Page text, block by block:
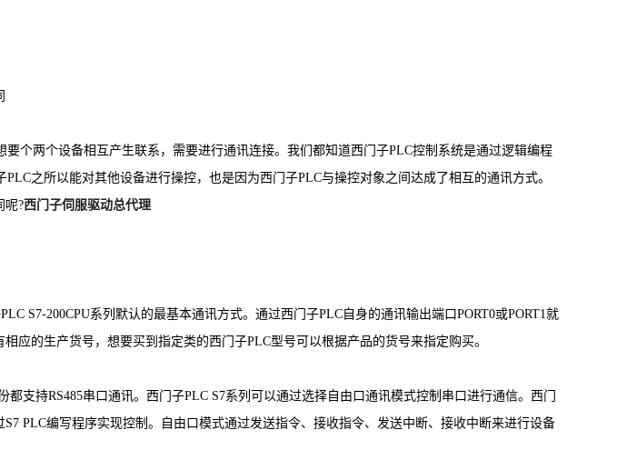
两个设备相互产生联系，需要进行通讯连接。我们都知道西门子PLC控制系统是通过逻辑编程
之所以能对其他设备进行操控，也是因为西门子PLC与操控对象之间达成了相互的通讯方式。
呢?西门子伺服驱动总代理
S7-200CPU系列默认的最基本通讯方式。通过西门子PLC自身的通讯输出端口PORT0或PORT1就
应的生产货号，想要买到指定类的西门子PLC型号可以根据产品的货号来指定购买。
支持RS485串口通讯。西门子PLC S7系列可以通过选择自由口通讯模式控制串口进行通信。西门
PLC编写程序实现控制。自由口模式通过发送指令、接收指令、发送中断、接收中断来进行设备